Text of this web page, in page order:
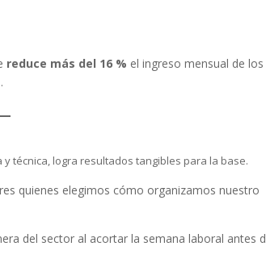
reduce más del 16 % el ingreso mensual de los
técnica, logra resultados tangibles para la base.
quienes elegimos cómo organizamos nuestro
del sector al acortar la semana laboral antes